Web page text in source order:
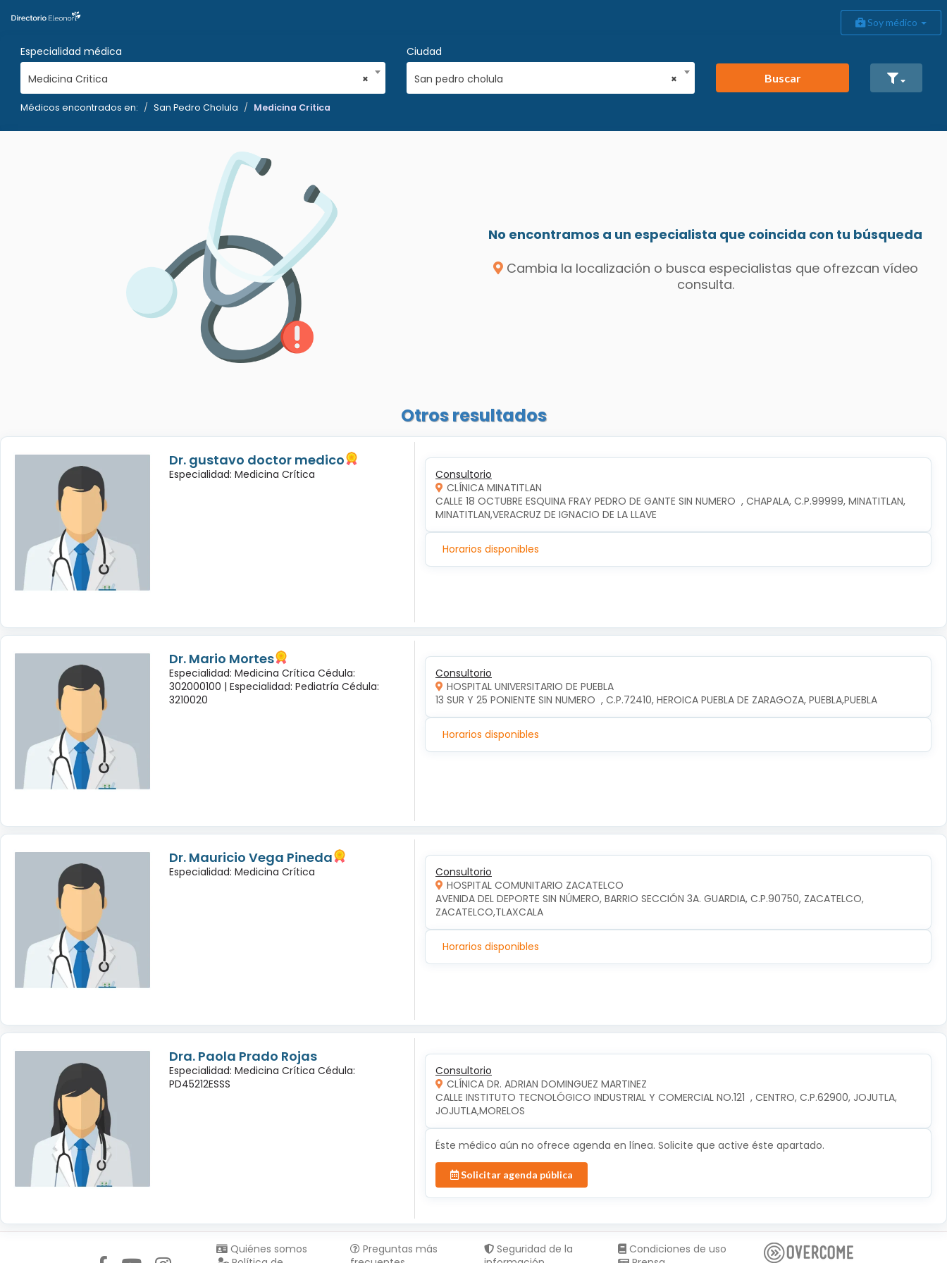
Soy médico
Especialidad médica
×
Medicina Critica
Ciudad
×
San pedro cholula Buscar
Médicos encontrados en: San Pedro Cholula Medicina Critica
No encontramos a un especialista que coincida con tu búsqueda
Cambia la localización o busca especialistas que ofrezcan vídeo
consulta.
Otros resultados
Dr. gustavo doctor medico
Especialidad: Medicina Crítica
Consultorio
CLÍNICA MINATITLAN
CALLE 18 OCTUBRE ESQUINA FRAY PEDRO DE GANTE SIN NUMERO  , CHAPALA, C.P.99999, MINATITLAN,
MINATITLAN,VERACRUZ DE IGNACIO DE LA LLAVE
Horarios disponibles
Dr. Mario Mortes
Especialidad: Medicina Crítica Cédula:
302000100 | Especialidad: Pediatría Cédula:
3210020
Consultorio
HOSPITAL UNIVERSITARIO DE PUEBLA
13 SUR Y 25 PONIENTE SIN NUMERO  , C.P.72410, HEROICA PUEBLA DE ZARAGOZA, PUEBLA,PUEBLA
Horarios disponibles
Dr. Mauricio Vega Pineda
Especialidad: Medicina Crítica
Consultorio
HOSPITAL COMUNITARIO ZACATELCO
AVENIDA DEL DEPORTE SIN NÚMERO, BARRIO SECCIÓN 3A. GUARDIA, C.P.90750, ZACATELCO,
ZACATELCO,TLAXCALA
Horarios disponibles
Dra. Paola Prado Rojas
Especialidad: Medicina Crítica Cédula:
PD45212ESSS
Consultorio
CLÍNICA DR. ADRIAN DOMINGUEZ MARTINEZ
CALLE INSTITUTO TECNOLÓGICO INDUSTRIAL Y COMERCIAL NO.121  , CENTRO, C.P.62900, JOJUTLA,
JOJUTLA,MORELOS
Éste médico aún no ofrece agenda en línea. Solicite que active éste apartado.
Solicitar agenda pública
Quiénes somos
Preguntas más
Seguridad de la
Condiciones de uso